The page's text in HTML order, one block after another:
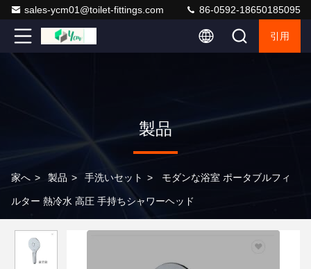
sales-ycm01@toilet-fittings.com 86-0592-18650185095
引用
製品
家へ > 製品 > 手洗いセット > モダンな浴室 ポータブルフィ
ルター 熱冷水 高圧 手持ちシャワーヘッド